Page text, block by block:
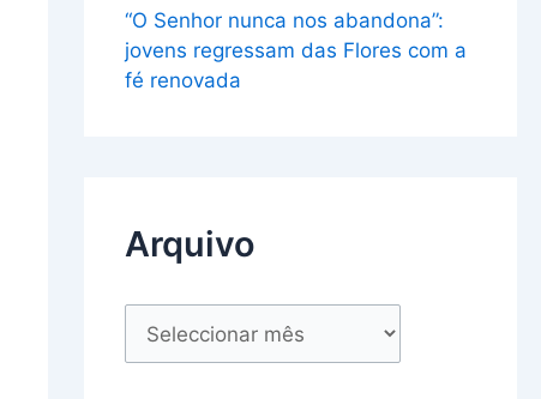
“O Senhor nunca nos abandona”:
jovens regressam das Flores com a
fé renovada
Arquivo